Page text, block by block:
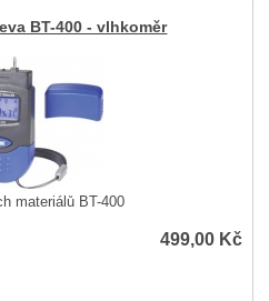
BT-400 - vlhkoměr
materiálů BT-400
499,00 Kč